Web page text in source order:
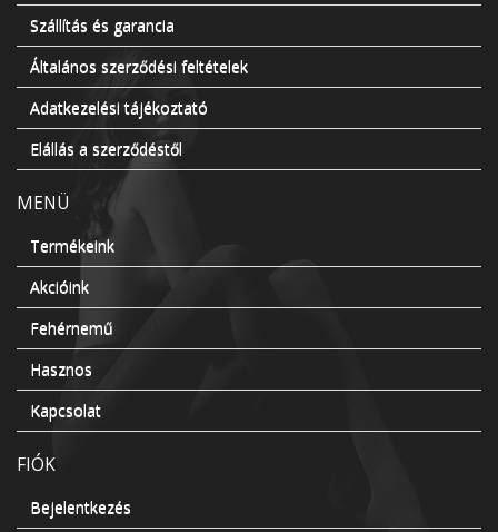
Szállítás és garancia
Általános szerződési feltételek
Adatkezelési tájékoztató
Elállás a szerződéstől
MENÜ
Termékeink
Akcióink
Fehérnemű
Hasznos
Kapcsolat
FIÓK
Bejelentkezés